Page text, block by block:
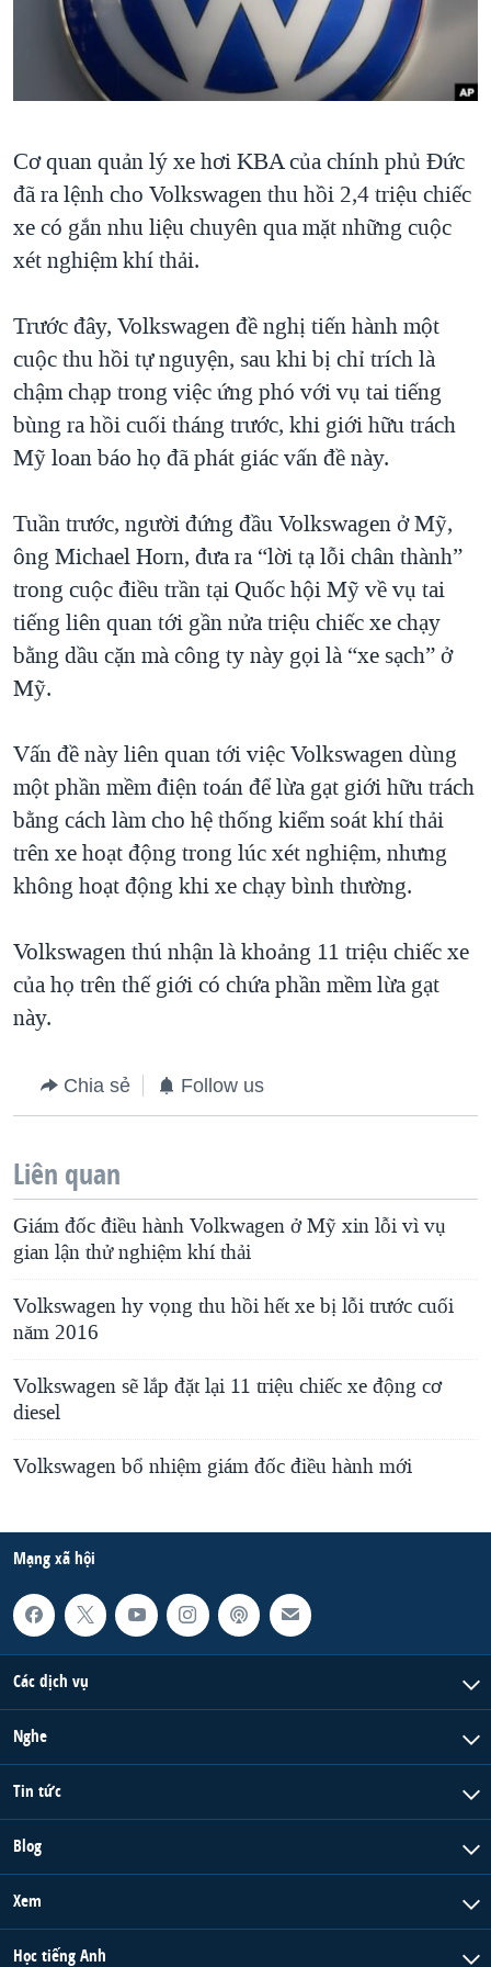
NGƯỜI VIỆT HẢI NGOẠI
ĐỜI SỐNG
KINH TẾ
VĂN HOÁ
THỂ THAO
TẠI
HÀNH TRÌNH BẦU CỬ 2024
MỘT NĂM CHIẾN TRANH TẠI DẢI GAZA
NGÀY TỊ NẠN THẾ GIỚI
TRỊNH VĨNH BÌNH - NGƯỜI HẠ 'BÊN THẮNG CUỘC'
GROUND ZERO – XƯA VÀ NAY
CÁC GIÁ TRỊ CỘNG HÒA Ở VIỆT NAM
THƯỢNG ĐỈNH TRUMP-KIM TẠI VIỆT NAM
TRỊNH VĨNH BÌNH VS. CHÍNH PHỦ VIỆT NAM
NGƯ DÂN VIỆT VÀ LÀN SÓNG TRỘM HẢI SÂM
QUAN HỆ VIỆT MỸ
VIDEO
Ngôn ngữ khác
Cơ quan quản lý xe hơi KBA của chính phủ Đức
đã ra lệnh cho Volkswagen thu hồi 2,4 triệu chiếc
xe có gắn nhu liệu chuyên qua mặt những cuộc
xét nghiệm khí thải.
Trước đây, Volkswagen đề nghị tiến hành một
cuộc thu hồi tự nguyện, sau khi bị chỉ trích là
chậm chạp trong việc ứng phó với vụ tai tiếng
bùng ra hồi cuối tháng trước, khi giới hữu trách
Mỹ loan báo họ đã phát giác vấn đề này.
Tuần trước, người đứng đầu Volkswagen ở Mỹ,
ông Michael Horn, đưa ra “lời tạ lỗi chân thành”
trong cuộc điều trần tại Quốc hội Mỹ về vụ tai
tiếng liên quan tới gần nửa triệu chiếc xe chạy
bằng dầu cặn mà công ty này gọi là “xe sạch” ở
Mỹ.
Vấn đề này liên quan tới việc Volkswagen dùng
một phần mềm điện toán để lừa gạt giới hữu trách
bằng cách làm cho hệ thống kiểm soát khí thải
trên xe hoạt động trong lúc xét nghiệm, nhưng
không hoạt động khi xe chạy bình thường.
Volkswagen thú nhận là khoảng 11 triệu chiếc xe
của họ trên thế giới có chứa phần mềm lừa gạt
này.
Chia sẻ Follow us
Liên quan
Giám đốc điều hành Volkwagen ở Mỹ xin lỗi vì vụ
gian lận thử nghiệm khí thải
Volkswagen hy vọng thu hồi hết xe bị lỗi trước cuối
năm 2016
Volkswagen sẽ lắp đặt lại 11 triệu chiếc xe động cơ
diesel
Volkswagen bổ nhiệm giám đốc điều hành mới
Mạng xã hội
Các dịch vụ
Nghe
Tin tức
Blog
Xem
Học tiếng Anh